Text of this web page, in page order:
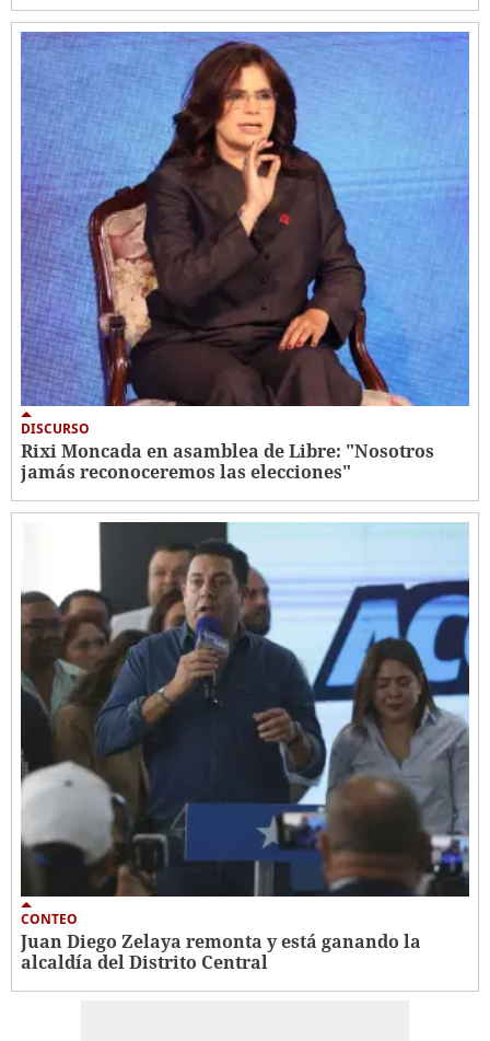
DISCURSO
Rixi Moncada en asamblea de Libre: "Nosotros
jamás reconoceremos las elecciones"
CONTEO
Juan Diego Zelaya remonta y está ganando la
alcaldía del Distrito Central